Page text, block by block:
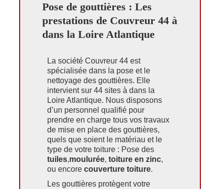
Pose de gouttières : Les
prestations de Couvreur 44 à
dans la Loire Atlantique
La société Couvreur 44 est
spécialisée dans la pose et le
nettoyage des gouttières. Elle
intervient sur 44 sites à dans la
Loire Atlantique. Nous disposons
d’un personnel qualifié pour
prendre en charge tous vos travaux
de mise en place des gouttières,
quels que soient le matériau et le
type de votre toiture : Pose des
tuiles,moulurée, toiture en zinc,
ou encore couverture toiture.
Les gouttières protègent votre